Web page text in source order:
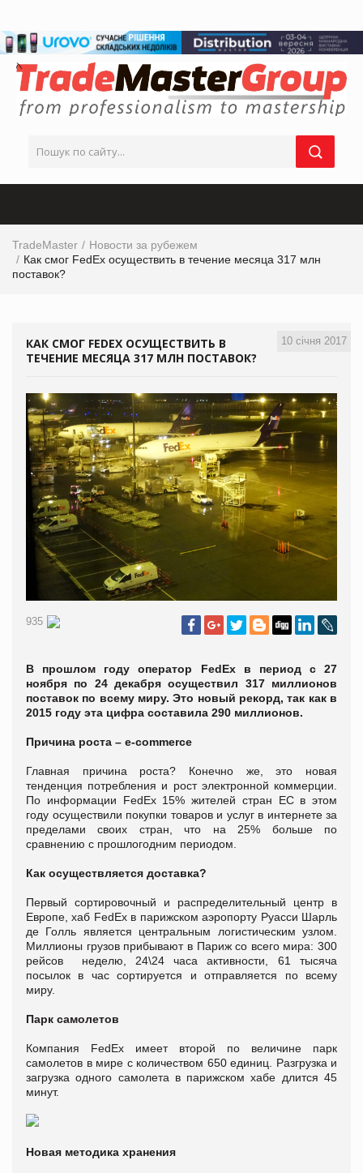
TradeMaster
Новости за рубежем
Как смог FedEx осуществить в течение месяца 317 млн
поставок?
10 січня 2017
КАК СМОГ FEDEX ОСУЩЕСТВИТЬ В
ТЕЧЕНИЕ МЕСЯЦА 317 МЛН ПОСТАВОК?
935
В прошлом году оператор FedEx в период с 27
ноября по 24 декабря осуществил 317 миллионов
поставок по всему миру. Это новый рекорд, так как в
2015 году эта цифра составила 290 миллионов.
Причина роста – e-commerce
Главная причина роста? Конечно же, это новая
тенденция потребления и рост электронной коммерции.
По информации FedEx 15% жителей стран ЕС в этом
году осуществили покупки товаров и услуг в интернете за
пределами своих стран, что на 25% больше по
сравнению с прошлогодним периодом.
Как осуществляется доставка?
Первый сортировочный и распределительный центр в
Европе, хаб FedEx в парижском аэропорту Руасси Шарль
де Голль является центральным логистическим узлом.
Миллионы грузов прибывают в Париж со всего мира: 300
рейсов неделю, 24\24 часа активности, 61 тысяча
посылок в час сортируется и отправляется по всему
миру.
Парк самолетов
Компания FedEx имеет второй по величине парк
самолетов в мире с количеством 650 единиц. Разгрузка и
загрузка одного самолета в парижском хабе длится 45
минут.
Новая методика хранения